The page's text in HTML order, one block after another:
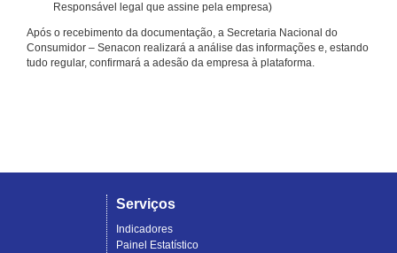
Responsável legal que assine pela empresa)
Após o recebimento da documentação, a Secretaria Nacional do
Consumidor – Senacon realizará a análise das informações e, estando
tudo regular, confirmará a adesão da empresa à plataforma.
Serviços
Indicadores
Painel Estatístico